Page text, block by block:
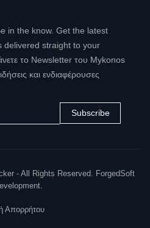
in the know. Get the latest
delivered straight to your
το Newsletter του Mykonos
και ενδιαφέρουσες
Subscribe
- All Rights Reserved. ForgedSoft
Απορρήτου